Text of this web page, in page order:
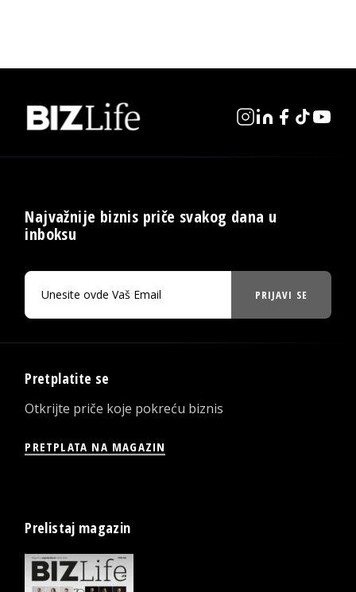
Najvažnije biznis priče svakog dana u
inboksu
PRIJAVI SE
Pretplatite se
Otkrijte priče koje pokreću biznis
PRETPLATA NA MAGAZIN
Prelistaj magazin